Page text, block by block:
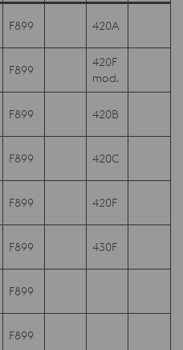
F899 420A
F899
420F
mod.
F899 420B
F899 420C
F899 420F
F899 430F
F899
F899